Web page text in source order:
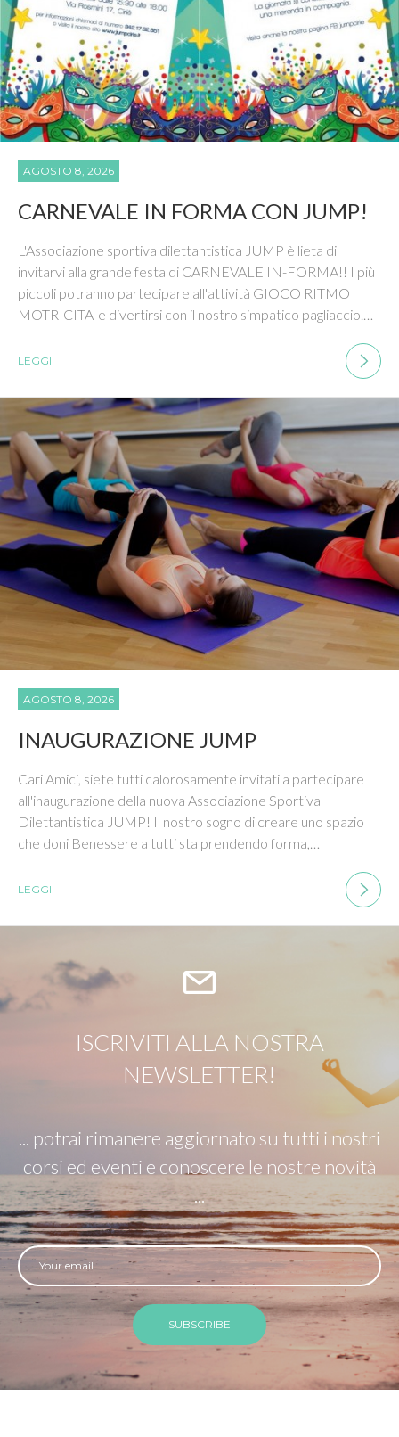
AGOSTO 8, 2026
CARNEVALE IN FORMA CON JUMP!
L'Associazione sportiva dilettantistica JUMP è lieta di
invitarvi alla grande festa di CARNEVALE IN-FORMA!! I più
piccoli potranno partecipare all'attività GIOCO RITMO
MOTRICITA' e divertirsi con il nostro simpatico pagliaccio.…
LEGGI
AGOSTO 8, 2026
INAUGURAZIONE JUMP
Cari Amici, siete tutti calorosamente invitati a partecipare
all'inaugurazione della nuova Associazione Sportiva
Dilettantistica JUMP! Il nostro sogno di creare uno spazio
che doni Benessere a tutti sta prendendo forma,…
LEGGI
ISCRIVITI ALLA NOSTRA
NEWSLETTER!
... potrai rimanere aggiornato su tutti i nostri
corsi ed eventi e conoscere le nostre novità
...